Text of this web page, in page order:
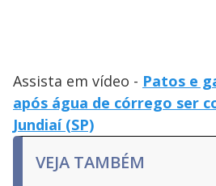
Assista em vídeo - Patos e
após água de córrego ser
Jundiaí (SP)
VEJA TAMBÉM